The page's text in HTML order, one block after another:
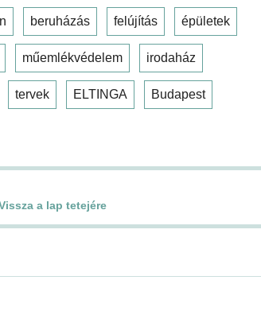
beruházás felújítás épületek
műemlékvédelem irodaház
tervek ELTINGA Budapest
a lap tetejére